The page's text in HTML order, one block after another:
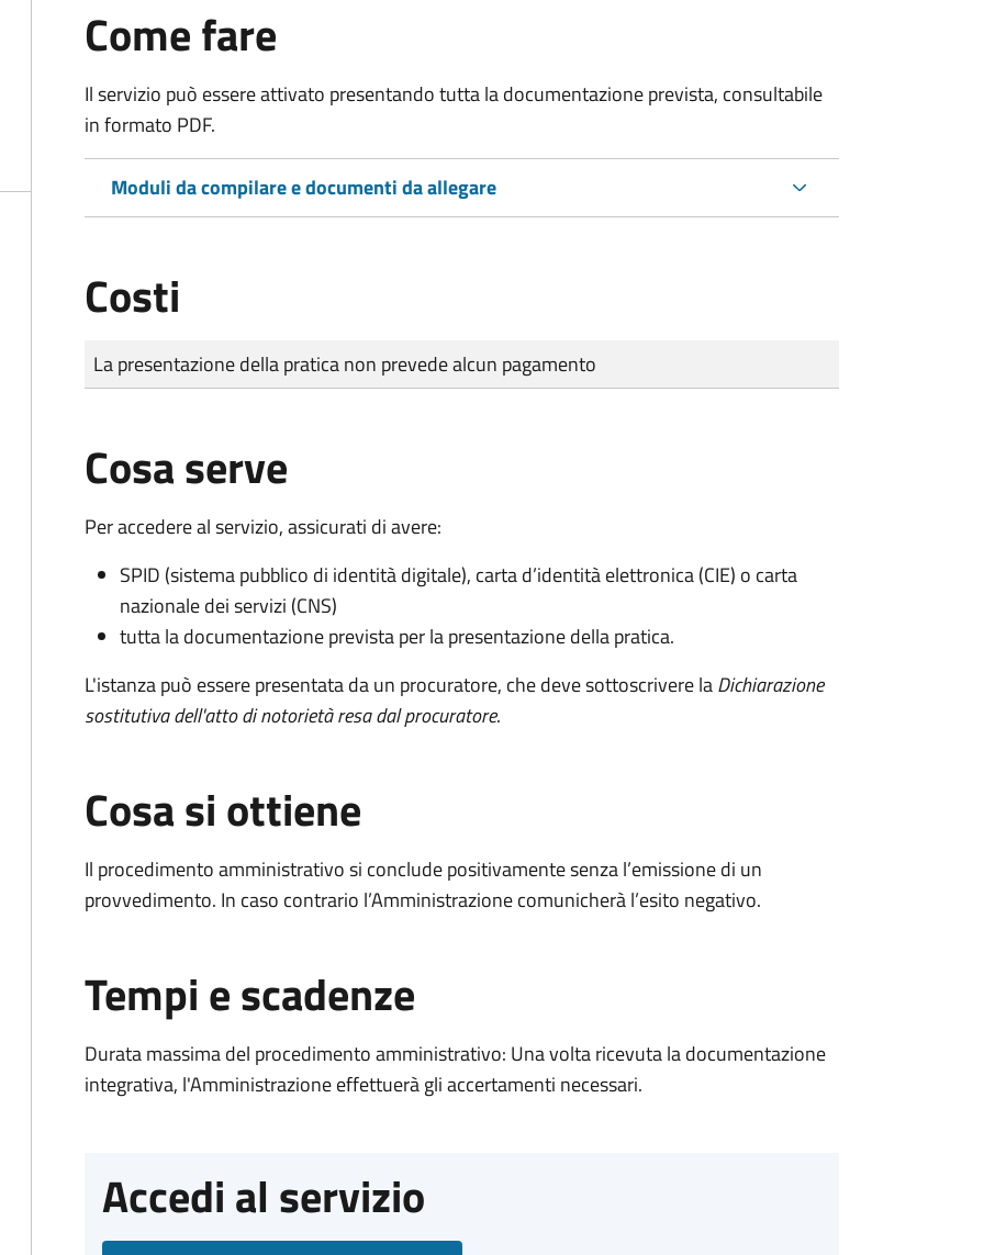
Come fare
Il servizio può essere attivato presentando tutta la documentazione prevista, consultabile
in formato PDF.
Moduli da compilare e documenti da allegare
Costi
Tipo di pagamento
Importo
La presentazione della pratica non prevede alcun pagamento
Cosa serve
Per accedere al servizio, assicurati di avere:
SPID (sistema pubblico di identità digitale), carta d’identità elettronica (CIE) o carta
nazionale dei servizi (CNS)
tutta la documentazione prevista per la presentazione della pratica.
L'istanza può essere presentata da un procuratore, che deve sottoscrivere laDichiarazione
sostitutiva dell'atto di notorietà resa dal procuratore.
Cosa si ottiene
Il procedimento amministrativo si conclude positivamente senza l’emissione di un
provvedimento. In caso contrario l’Amministrazione comunicherà l’esito negativo.
Tempi e scadenze
Durata massima del procedimento amministrativo: Una volta ricevuta la documentazione
integrativa, l'Amministrazione effettuerà gli accertamenti necessari.
Accedi al servizio